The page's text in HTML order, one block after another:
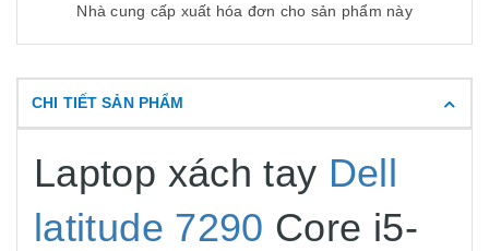
Nhà cung cấp xuất hóa đơn cho sản phẩm này
CHI TIẾT SẢN PHẨM
Laptop xách tay Dell
latitude 7290 Core i5-